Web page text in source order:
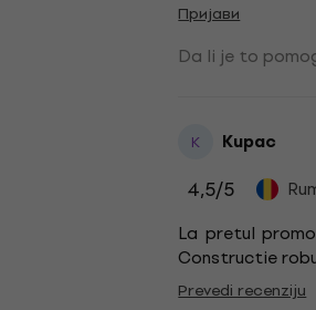
Пријави
Da li je to
K Kupac
4,5/5
La pretul
Constructie
Prevedi recenziju